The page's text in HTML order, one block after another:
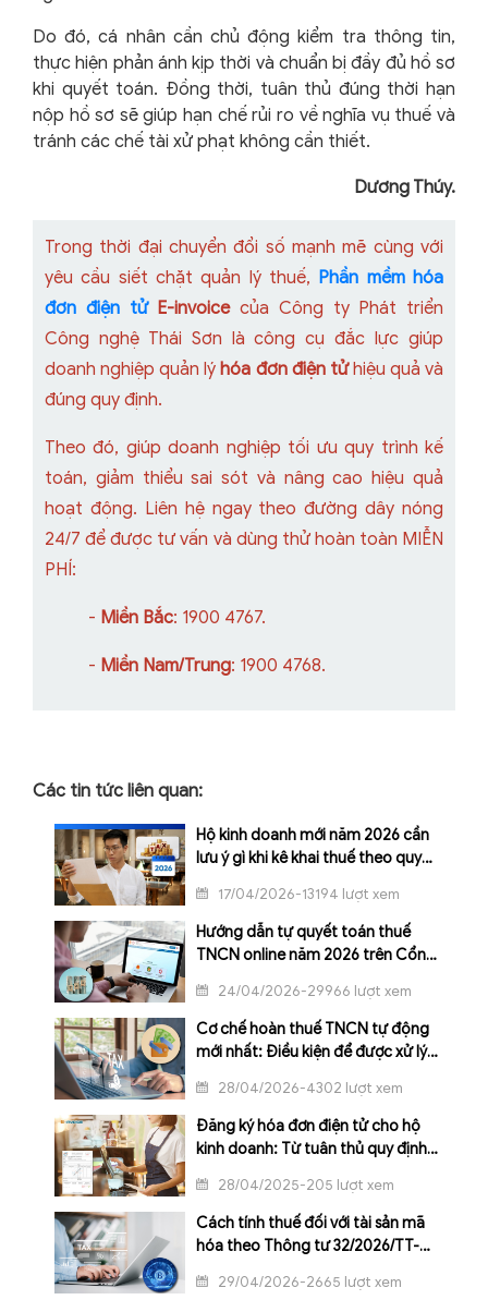
Do đó, cá nhân cần chủ động kiểm tra thông tin,
thực hiện phản ánh kịp thời và chuẩn bị đầy đủ hồ sơ
khi quyết toán. Đồng thời, tuân thủ đúng thời hạn
nộp hồ sơ sẽ giúp hạn chế rủi ro về nghĩa vụ thuế và
tránh các chế tài xử phạt không cần thiết.
Dương Thúy.
Trong thời đại chuyển đổi số mạnh mẽ cùng với
yêu cầu siết chặt quản lý thuế, Phần mềm hóa
đơn điện tửE-invoicecủa Công ty Phát triển
Công nghệ Thái Sơn là công cụ đắc lực giúp
doanh nghiệp quản lýhóa đơn điện tửhiệu quả và
đúng quy định.
Theo đó, giúp doanh nghiệp tối ưu quy trình kế
toán, giảm thiểu sai sót và nâng cao hiệu quả
hoạt động. Liên hệ ngay theo đường dây nóng
24/7 để được tư vấn và dùng thử hoàn toàn MIỄN
PHÍ:
- Miền Bắc: 1900 4767.
- Miền Nam/Trung: 1900 4768.
Các tin tức liên quan:
Hộ kinh doanh mới năm 2026 cần
lưu ý gì khi kê khai thuế theo quy
17/04/2026-13194 lượt xem
Hướng dẫn tự quyết toán thuế
TNCN online năm 2026 trên Cổng
24/04/2026-29966 lượt xem
Cơ chế hoàn thuế TNCN tự động
mới nhất: Điều kiện để được xử lý
28/04/2026-4302 lượt xem
Đăng ký hóa đơn điện tử cho hộ
kinh doanh: Từ tuân thủ quy định
28/04/2025-205 lượt xem
Cách tính thuế đối với tài sản mã
hóa theo Thông tư 32/2026/TT-
29/04/2026-2665 lượt xem